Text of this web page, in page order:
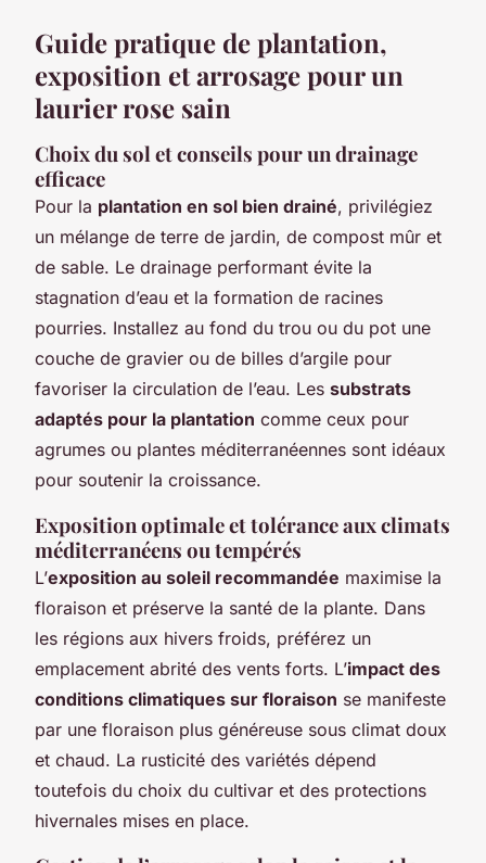
Guide pratique de plantation,
exposition et arrosage pour un
laurier rose sain
Choix du sol et conseils pour un drainage
efficace
Pour la plantation en sol bien drainé, privilégiez
un mélange de terre de jardin, de compost mûr et
de sable. Le drainage performant évite la
stagnation d’eau et la formation de racines
pourries. Installez au fond du trou ou du pot une
couche de gravier ou de billes d’argile pour
favoriser la circulation de l’eau. Les substrats
adaptés pour la plantation comme ceux pour
agrumes ou plantes méditerranéennes sont idéaux
pour soutenir la croissance.
Exposition optimale et tolérance aux climats
méditerranéens ou tempérés
L’exposition au soleil recommandée maximise la
floraison et préserve la santé de la plante. Dans
les régions aux hivers froids, préférez un
emplacement abrité des vents forts. L’impact des
conditions climatiques sur floraison se manifeste
par une floraison plus généreuse sous climat doux
et chaud. La rusticité des variétés dépend
toutefois du choix du cultivar et des protections
hivernales mises en place.